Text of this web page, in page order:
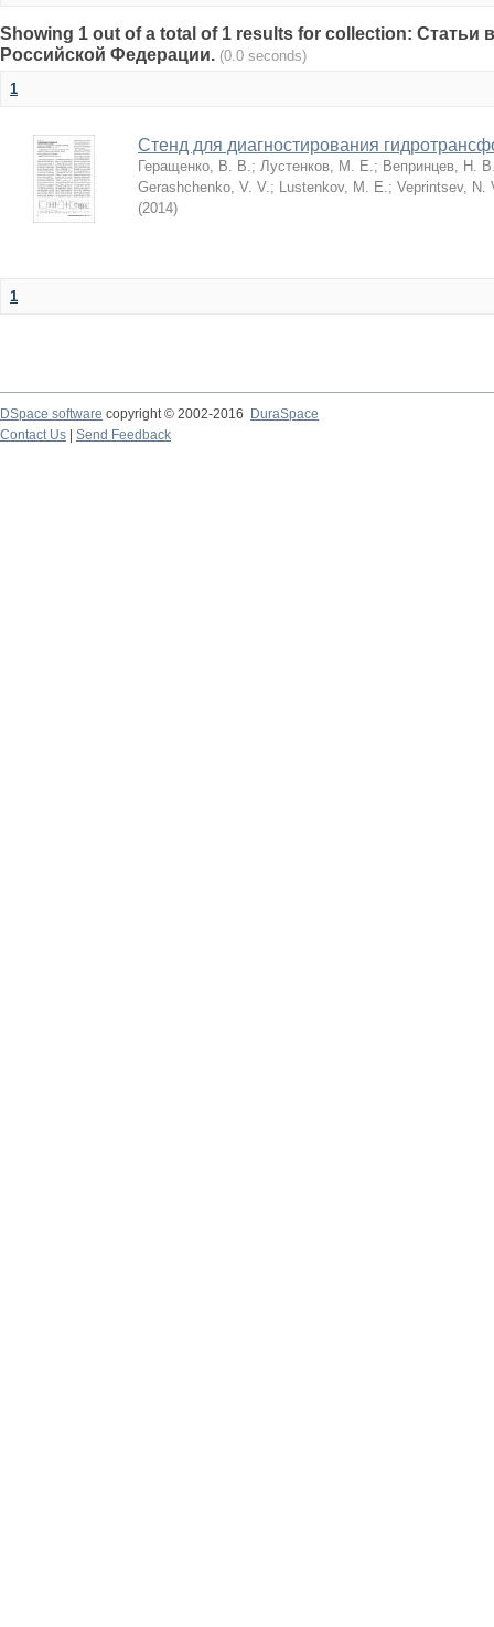
Showing 1 out of a total of 1 results for collection: Статьи
Российской Федерации. (0.0 seconds)
1
Стенд для диагностирования
Геращенко, В. В.; Лустенков, М. Е.; Вепринцев, Н.
Gerashchenko, V. V.; Lustenkov, M. E.; Veprintsev, N.
(2014)
1
DSpace software copyright © 2002-2016
DuraSpace
Contact Us
Send Feedback